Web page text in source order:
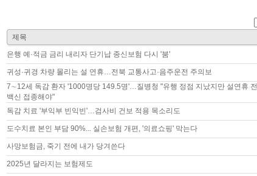
제목
은행 예·적금 금리 내리자 단기납 종신보험 다시 '붐'
귀성·귀경 차량 몰리는 설 연휴…전북 교통사고·음주운전 주의보
7∼12세 독감 환자 '1000명당 149.5명'…질병청 "유행 정점 지났지만 설연휴 전
백신 접종해야"
독감 치료 '부익부 빈익빈'…검사비 건보 적용 목소리도
도수치료 본인 부담 90%... 실손보험 개편, '의료쇼핑' 막는다
사망보험금, 죽기 전에 내가 당겨쓴다
2025년 달라지는 보험제도